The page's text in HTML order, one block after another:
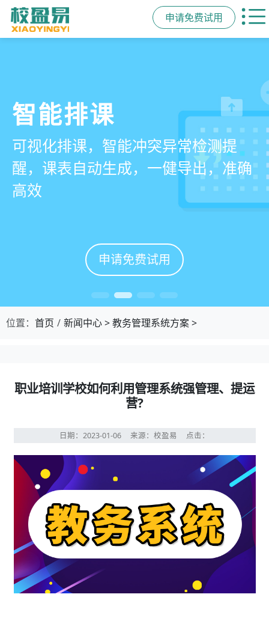
申请免费试用
管学校，用校盈易
培训机构教务管理系
统
有效提升运营管理效率45%
申请免费试用
智能排课
可视化排课，智能冲突异常检测提
醒，课表自动生成，一健导出，准确
高效
申请免费试用
课时统计
学员签到同步扣减课时，老师带课量
自动统计、汇总，数据清晰可查免扯
皮
申请免费试用
家校互动
一部手机链接教师、学员、家长，沟
通互动零距离，服务贴心铸口碑促续
费
申请免费试用
位置： 首页 新闻中心>教务管理系统方案>
职业培训学校如何利用管理系统强管理、提运
营?
日期：2023-01-06 来源：校盈易 点击：